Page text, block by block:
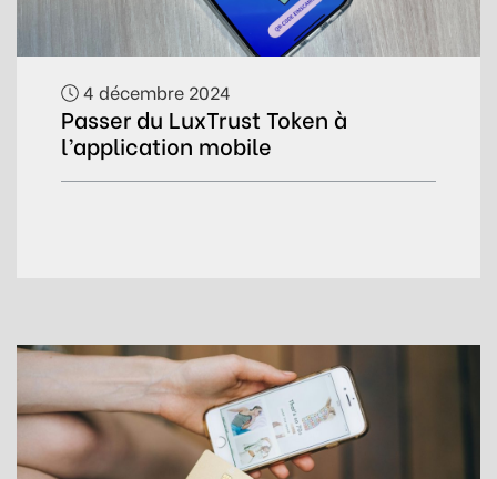
4 décembre 2024
Passer du LuxTrust Token à
l’application mobile